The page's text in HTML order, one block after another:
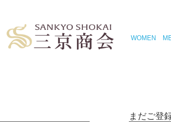
WOMEN
まだご登